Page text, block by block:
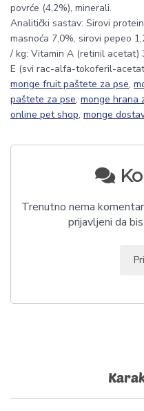
povrće (4,2%), minerali.
Analitički sastav: Sirovi
masnoća 7,0%, sirovi pepeo
/ kg: Vitamin A (retinil acetat)
E (svi rac-alfa-tokoferil-
monge fruit paštete za pse,
paštete za pse, monge hrana
online pet shop, monge
Trenutno nema
prijavljeni da